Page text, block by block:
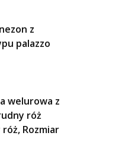
z
palazzo
welurowa z
róż
Rozmiar